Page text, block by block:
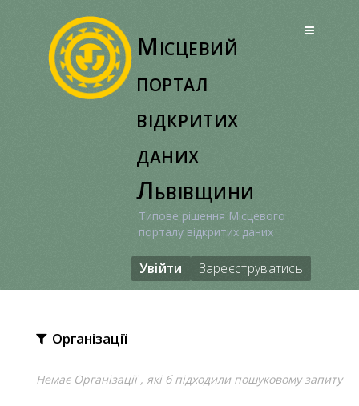
Місцевий
портал
відкритих
даних
Львівщини
Типове рішення Місцевого
порталу відкритих даних
Увійти Зареєструватись
Організації
Немає Організації , які б підходили пошуковому запиту